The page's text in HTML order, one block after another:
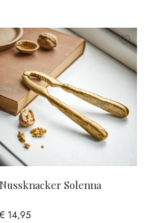
Nussknacker Solenna
€ 14,95